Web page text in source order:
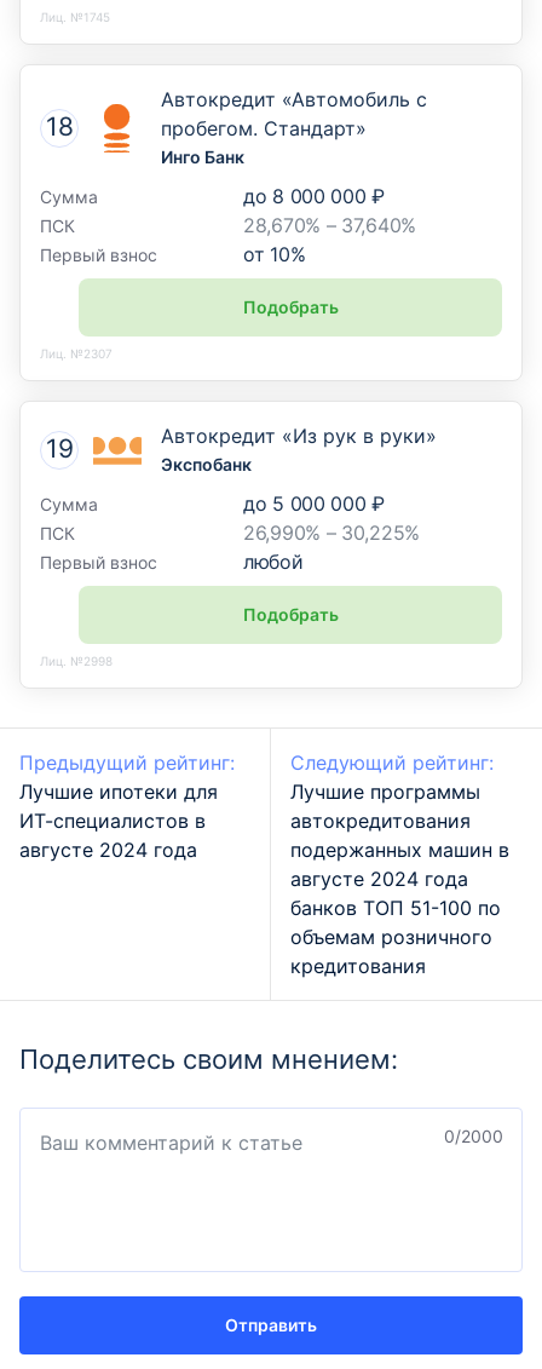
Лиц. №1745
Автокредит «Автомобиль с
пробегом. Стандарт»
Инго Банк
Сумма
до 8 000 000 ₽
ПСК 28,670% – 37,640%
Первый взнос от 10%
Подобрать
Лиц. №2307
Автокредит «Из рук в руки»
Экспобанк
Сумма
до 5 000 000 ₽
ПСК 26,990% – 30,225%
Первый взнос любой
Подобрать
Лиц. №2998
Предыдущий рейтинг:
Лучшие ипотеки для
ИТ-специалистов в
августе 2024 года
Следующий рейтинг:
Лучшие программы
автокредитования
подержанных машин в
августе 2024 года
банков ТОП 51-100 по
объемам розничного
кредитования
Поделитесь своим мнением:
0/2000
Отправить